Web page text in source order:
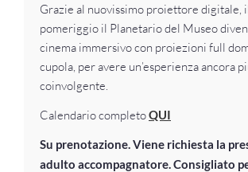
Grazie al nuovissimo proiettore digitale,
pomeriggio il Planetario del Museo
cinema immersivo con proiezioni full
cupola, per avere un’esperienza ancora
coinvolgente.
Calendario completoQUI
Su prenotazione. Viene richiesta la
adulto accompagnatore. Consigliato